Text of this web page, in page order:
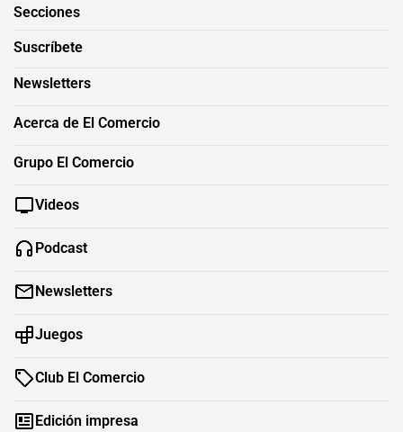
Secciones
Suscríbete
Newsletters
Acerca de El Comercio
Grupo El Comercio
Videos
Podcast
Newsletters
Juegos
Club El Comercio
Edición impresa